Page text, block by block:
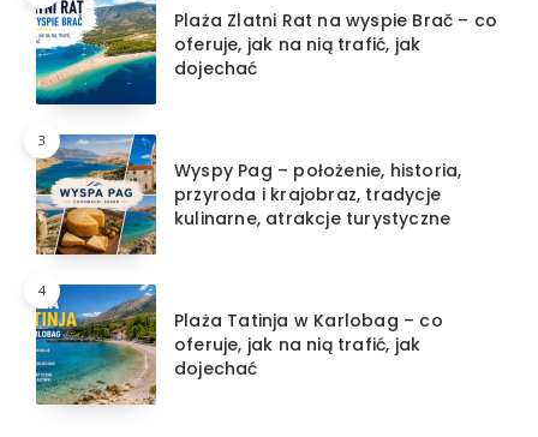
Plaża Zlatni Rat na wyspie Brač – co
oferuje, jak na nią trafić, jak
dojechać
3
Wyspy Pag – położenie, historia,
przyroda i krajobraz, tradycje
kulinarne, atrakcje turystyczne
4
Plaża Tatinja w Karlobag – co
oferuje, jak na nią trafić, jak
dojechać